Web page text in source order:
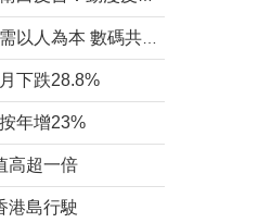
下跌28.8%
年增23%
高超一倍
港島行駛